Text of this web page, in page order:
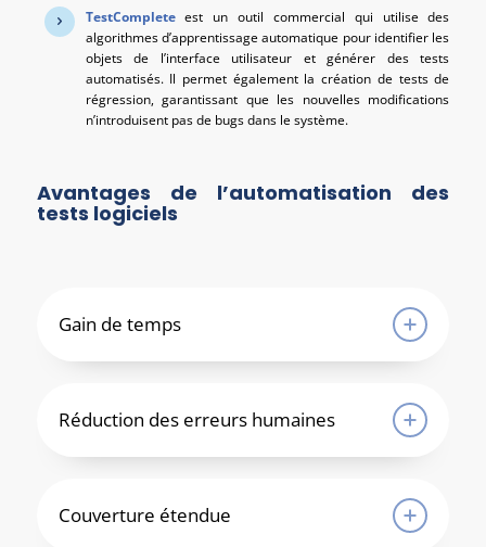
TestCompleteest un outil commercial qui utilise des
algorithmes d’apprentissage automatique pour identifier les
objets de l’interface utilisateur et générer des tests
automatisés. Il permet également la création de tests de
régression, garantissant que les nouvelles modifications
n’introduisent pas de bugs dans le système.
Avantages de l’automatisation des
tests logiciels
Gain de temps
Réduction des erreurs humaines
Couverture étendue